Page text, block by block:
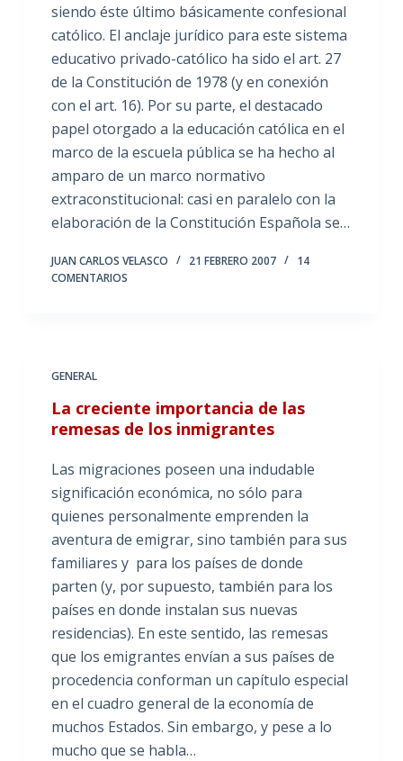
siendo éste último básicamente confesional
católico. El anclaje jurídico para este sistema
educativo privado-católico ha sido el art. 27
de la Constitución de 1978 (y en conexión
con el art. 16). Por su parte, el destacado
papel otorgado a la educación católica en el
marco de la escuela pública se ha hecho al
amparo de un marco normativo
extraconstitucional: casi en paralelo con la
elaboración de la Constitución Española se…
JUAN CARLOS VELASCO 21 FEBRERO 2007
14
COMENTARIOS
GENERAL
La creciente importancia de las
remesas de los inmigrantes
Las migraciones poseen una indudable
significación económica, no sólo para
quienes personalmente emprenden la
aventura de emigrar, sino también para sus
familiares y para los países de donde
parten (y, por supuesto, también para los
países en donde instalan sus nuevas
residencias). En este sentido, las remesas
que los emigrantes envían a sus países de
procedencia conforman un capítulo especial
en el cuadro general de la economía de
muchos Estados. Sin embargo, y pese a lo
mucho que se habla…